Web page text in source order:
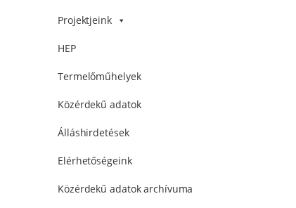
Projektjeink
HEP
Termelőműhelyek
Közérdekű adatok
Álláshirdetések
Elérhetőségeink
Közérdekű adatok archívuma